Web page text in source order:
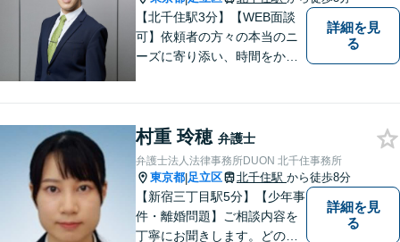
【北千住駅3分】【WEB面談
可】依頼者の方々の本当のニ
ーズに寄り添い、時間をかけ
解決を見つけ出すことを目指
します。
詳細を見
る
村重 玲穂 弁護士
弁護士法人法律事務所DUON 北千住事務所
東京都|足立区 北千住駅 から徒歩8分
【新宿三丁目駅5分】【少年事
件・離婚問題】ご相談内容を
丁寧にお聞きします。どのよ
詳細を見
る